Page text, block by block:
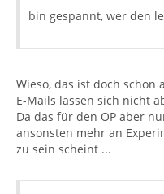
bin gespannt, wer den
Wieso, das ist doch schon
E-Mails lassen sich nicht
Da das für den OP aber
ansonsten mehr an
zu sein scheint ...